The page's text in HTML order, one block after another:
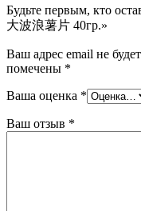
Будьте первым, кто
大波浪薯片 40гр.»
Ваш адрес email не
помечены *
Ваша оценка *
Ваш отзыв *